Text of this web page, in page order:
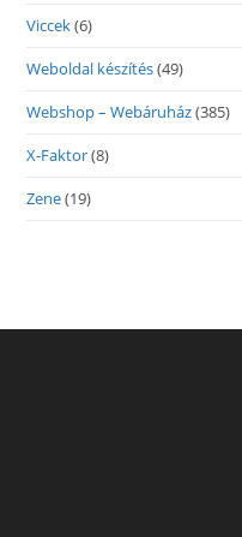
Viccek(6)
Weboldal készítés(49)
Webshop – Webáruház(385)
X-Faktor(8)
Zene(19)